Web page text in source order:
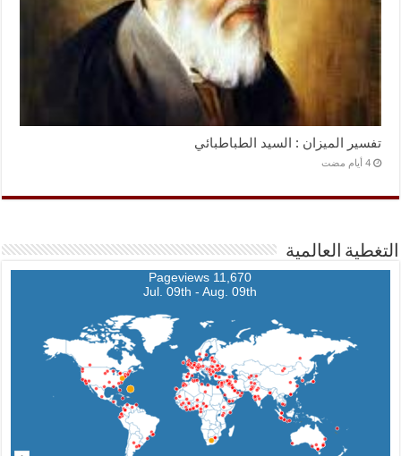
تفسير الميزان : السيد الطباطبائي
‏4 أيام مضت
التغطية العالمية
11,670 Pageviews
Jul. 09th - Aug. 09th